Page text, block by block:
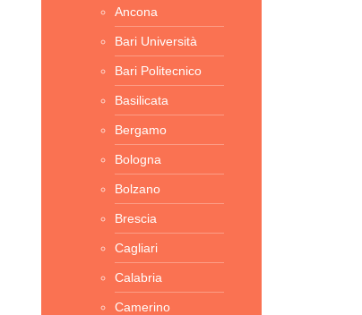
Ancona
Bari Università
Bari Politecnico
Basilicata
Bergamo
Bologna
Bolzano
Brescia
Cagliari
Calabria
Camerino